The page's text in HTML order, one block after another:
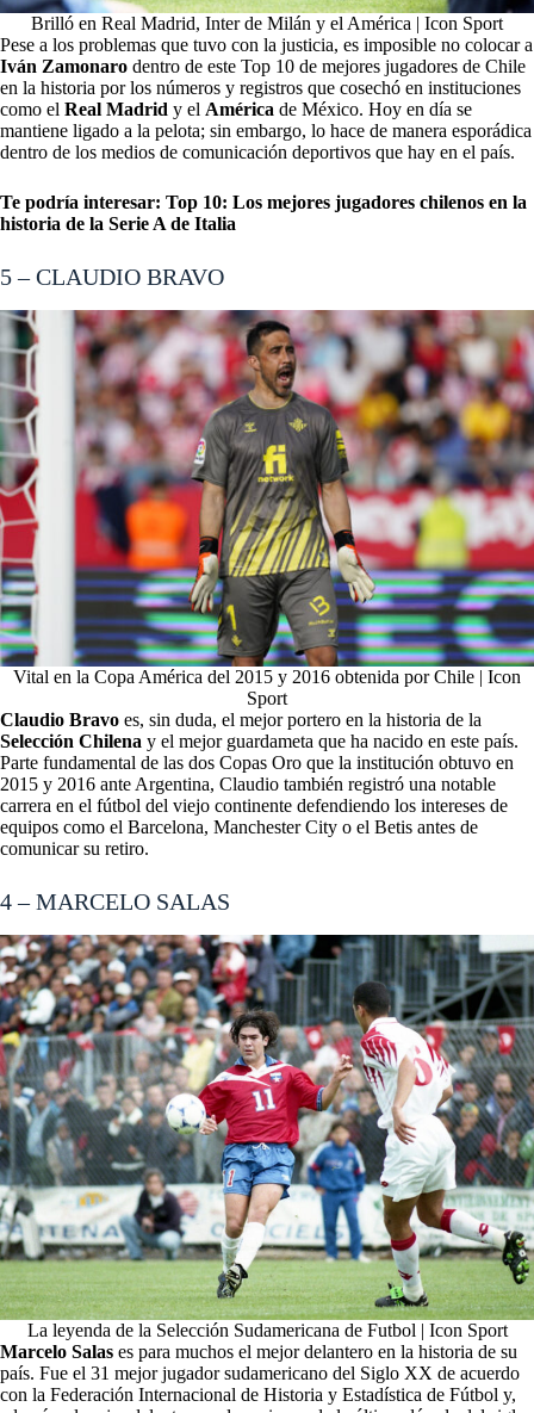
Brilló en Real Madrid, Inter de Milán y el América | Icon Sport
Pese a los problemas que tuvo con la justicia, es imposible no colocar a
Iván Zamonaro dentro de este Top 10 de mejores jugadores de Chile
en la historia por los números y registros que cosechó en instituciones
como el Real Madrid y el América de México. Hoy en día se
mantiene ligado a la pelota; sin embargo, lo hace de manera esporádica
dentro de los medios de comunicación deportivos que hay en el país.
Te podría interesar: Top 10: Los mejores jugadores chilenos en la
historia de la Serie A de Italia
5 – CLAUDIO BRAVO
Vital en la Copa América del 2015 y 2016 obtenida por Chile | Icon
Sport
Claudio Bravo es, sin duda, el mejor portero en la historia de la
Selección Chilena y el mejor guardameta que ha nacido en este país.
Parte fundamental de las dos Copas Oro que la institución obtuvo en
2015 y 2016 ante Argentina, Claudio también registró una notable
carrera en el fútbol del viejo continente defendiendo los intereses de
equipos como el Barcelona, Manchester City o el Betis antes de
comunicar su retiro.
4 – MARCELO SALAS
La leyenda de la Selección Sudamericana de Futbol | Icon Sport
Marcelo Salas es para muchos el mejor delantero en la historia de su
país. Fue el 31 mejor jugador sudamericano del Siglo XX de acuerdo
con la Federación Internacional de Historia y Estadística de Fútbol y,